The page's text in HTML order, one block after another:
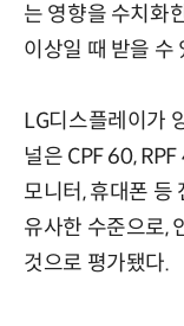
는 영향을 수치화
이상일 때 받을 수
LG디스플레이가
널은 CPF 60,
모니터, 휴대폰 등
유사한 수준으로,
것으로 평가됐다.